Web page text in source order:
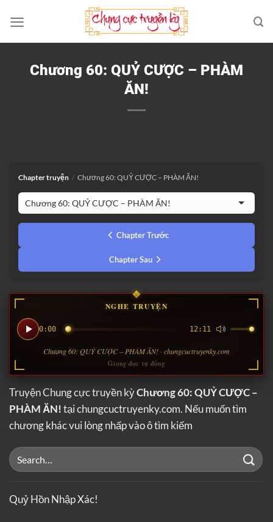
qua
nội
Chương 60: QUỶ CƯỢC – PHÀM
ĂN!
Chapter truyện / Chương 60: QUỶ CƯỢC – PHÀM ĂN!
Chapter Trước
Chapter Sau
NGHE TRUYỆN
0:00 12:11
Chương 60: QUỶ CƯỢC – PHÀM ĂN! · chungcuctruyenky.com
Giọng đọc tự động
Truyện Chung cực truyền kỳChương 60: QUỶ CƯỢC –
PHÀM ĂN!tại chungcuctruyenky.com. Nếu muốn tìm
chương khác vui lòng nhấp vào ô tìm kiếm
Quỷ Hồn Nhập Xác!